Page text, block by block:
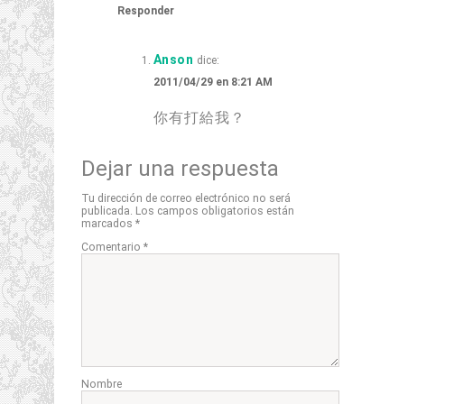
Responder
Anson dice:
2011/04/29 en 8:21 AM
你有打給我？
Dejar una respuesta
Tu dirección de correo electrónico no será
publicada. Los campos obligatorios están
marcados *
Comentario *
Nombre